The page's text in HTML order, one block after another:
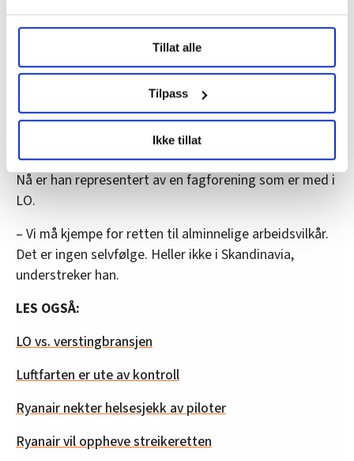
Undermer infokan du lese om hvordan dine personlige
data behandles og hvordan du kan velge hvordan de skal
brukes. Du kan hele tiden endre eller trekke tilbake ditt
samtykke fra erklæringen om informasjonskapsler.
LO Medias publikasjoner frifagbevegelse.no, hk-nytt.no
og fontene.no bruker informasjonskapsler (cookies) for å
lære hvordan våre nettsider blir brukt slik at vi tilby
relevant innhold, tilpassede annonser og utarbeide
statistikk.
nettstedet med LO Medias egne samarbeidspartnere
innenfor analyse og annonsering. Disse er angitt i
oversikten lengre ned på denne siden.
Tillat alle
Tilpass
Ikke tillat
arbeidsgiveren pensjonsordning, og som ansatt har
han rett til sykepenger, og arbeidsledighetstrygd om
det skulle bli nødvendig. Han setter stor pris på å ha et
direkte forhold til den reelle arbeidsgiveren – «et
selskap det går an å snakke med». Han kom fra et
selskap der alle står alene, uten å kunne forhandle
kollektivt med selskapet om betingelser overhodet.
Nå er han representert av en fagforening som er med i
LO.
– Vi må kjempe for retten til alminnelige arbeidsvilkår.
Det er ingen selvfølge. Heller ikke i Skandinavia,
understreker han.
LES OGSÅ:
LO vs. verstingbransjen
Luftfarten er ute av kontroll
Ryanair nekter helsesjekk av piloter
Ryanair vil oppheve streikeretten